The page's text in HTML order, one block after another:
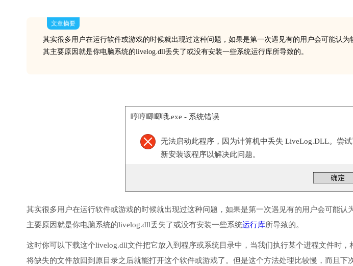
文章摘要
其实很多用户在运行软件或游戏的时候就出现过这种问题，如果是第一次遇见有的用户会可能认为
其主要原因就是你电脑系统的livelog.dll丢失了或没有安装一些系统运行库所导致的。
哼哼唧唧哦.exe - 系统错误
无法启动此程序，因为计算机中丢失 LiveLog.DLL。尝
新安装该程序以解决此问题。
其实很多用户在运行软件或游戏的时候就出现过这种问题，如果是第一次遇见有的用户会可能认
主要原因就是你电脑系统的livelog.dll丢失了或没有安装一些系统运行库所导致的。
这时你可以下载这个livelog.dll文件把它放入到程序或系统目录中，当我们执行某个进程文件时
将缺失的文件放回到原目录之后就能打开这个软件或游戏了。但是这个方法处理比较慢，而且下